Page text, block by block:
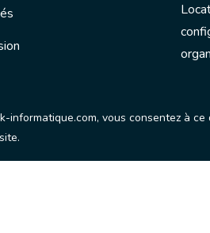
nous
vous consentez à ce